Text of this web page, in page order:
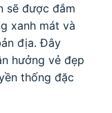
sẽ được đắm
xanh mát và
địa. Đây
hưởng vẻ đẹp
thống đặc